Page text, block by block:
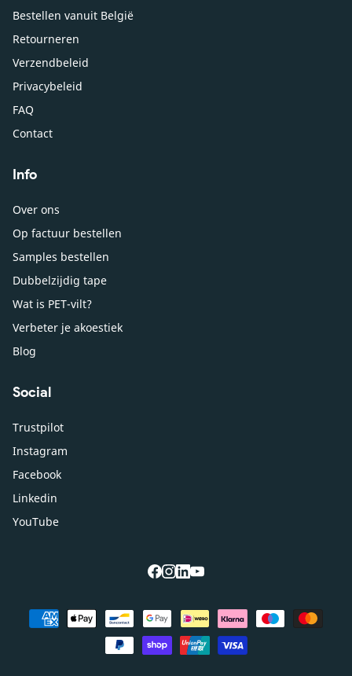
Bestellen vanuit België
Retourneren
Verzendbeleid
Privacybeleid
FAQ
Contact
Info
Over ons
Op factuur bestellen
Samples bestellen
Dubbelzijdig tape
Wat is PET-vilt?
Verbeter je akoestiek
Blog
Social
Trustpilot
Instagram
Facebook
Linkedin
YouTube
facebook
instagram
linkedin
youtube